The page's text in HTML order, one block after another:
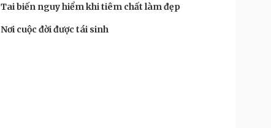
Tai biến nguy hiểm khi tiêm chất làm đẹp
Nơi cuộc đời được tái sinh